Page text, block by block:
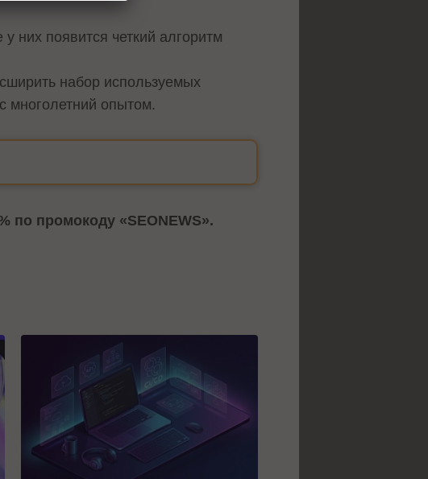
них появится четкий алгоритм
набор используемых
многолетний опытом.
по промокоду «SEONEWS».